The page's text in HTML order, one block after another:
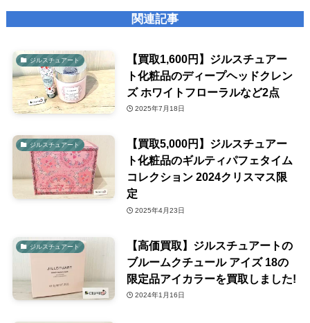
関連記事
ジルスチュアート
【買取1,600円】ジルスチュアー
ト化粧品のディープヘッドクレン
ズ ホワイトフローラルなど2点
2025年7月18日
ジルスチュアート
【買取5,000円】ジルスチュアー
ト化粧品のギルティパフェタイム
コレクション 2024クリスマス限
定
2025年4月23日
ジルスチュアート
【高価買取】ジルスチュアートの
ブルームクチュール アイズ 18の
限定品アイカラーを買取しました!
2024年1月16日